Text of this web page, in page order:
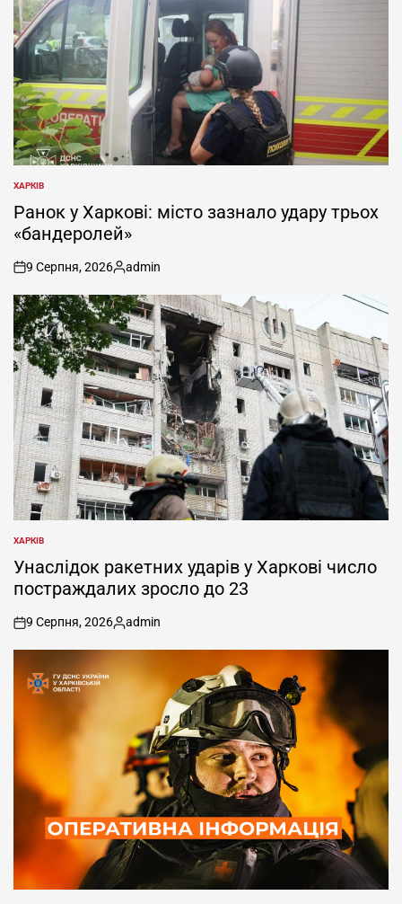
ОПУБЛІКУВАТИ
У
ХАРКІВ
Ранок у Харкові: місто зазнало удару трьох
«бандеролей»
on
9 Серпня, 2026
Опубліковано
admin
ОПУБЛІКУВАТИ
У
ХАРКІВ
Унаслідок ракетних ударів у Харкові число
постраждалих зросло до 23
on
9 Серпня, 2026
Опубліковано
admin